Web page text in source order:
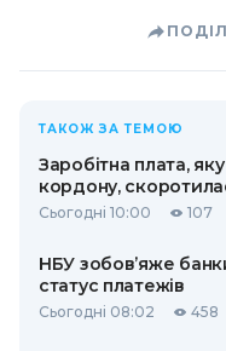
ТАКОЖ ЗА ТЕМОЮ
Заробітна плата,
кордону,
Сьогодні 10:00 107
НБУ зобов’яже
статус платежів
Сьогодні 08:02 458